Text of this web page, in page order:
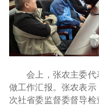
会上，张农主委代
做工作汇报。张农表
次社省委监督委督导